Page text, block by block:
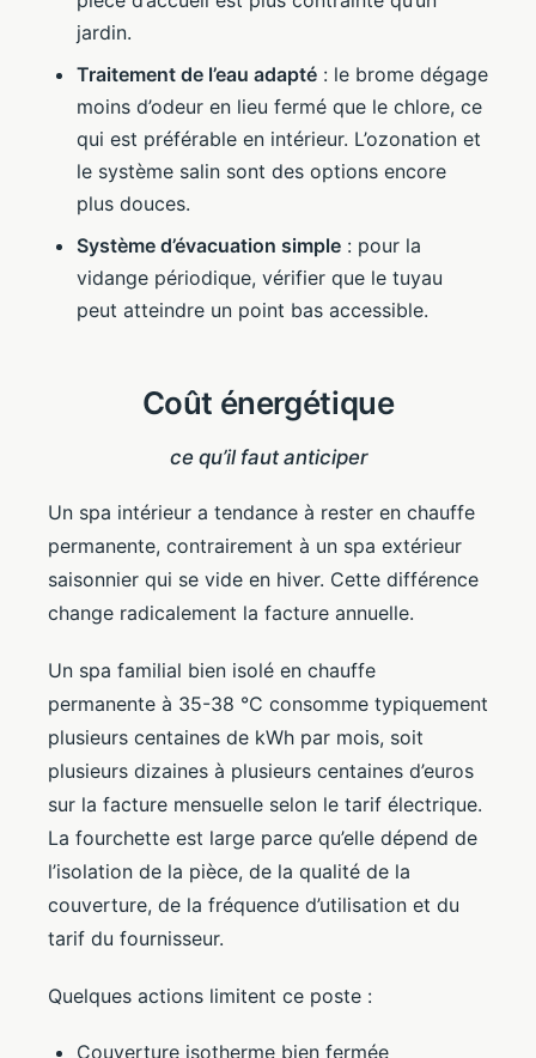
jardin.
Traitement de l’eau adapté : le brome dégage
moins d’odeur en lieu fermé que le chlore, ce
qui est préférable en intérieur. L’ozonation et
le système salin sont des options encore
plus douces.
Système d’évacuation simple : pour la
vidange périodique, vérifier que le tuyau
peut atteindre un point bas accessible.
Coût énergétique
ce qu’il faut anticiper
Un spa intérieur a tendance à rester en chauffe
permanente, contrairement à un spa extérieur
saisonnier qui se vide en hiver. Cette différence
change radicalement la facture annuelle.
Un spa familial bien isolé en chauffe
permanente à 35-38 °C consomme typiquement
plusieurs centaines de kWh par mois, soit
plusieurs dizaines à plusieurs centaines d’euros
sur la facture mensuelle selon le tarif électrique.
La fourchette est large parce qu’elle dépend de
l’isolation de la pièce, de la qualité de la
couverture, de la fréquence d’utilisation et du
tarif du fournisseur.
Quelques actions limitent ce poste :
Couverture isotherme bien fermée